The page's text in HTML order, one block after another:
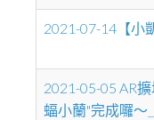
2021-07-14【小
2021-05-05 AR
蝠小蘭"完成囉～